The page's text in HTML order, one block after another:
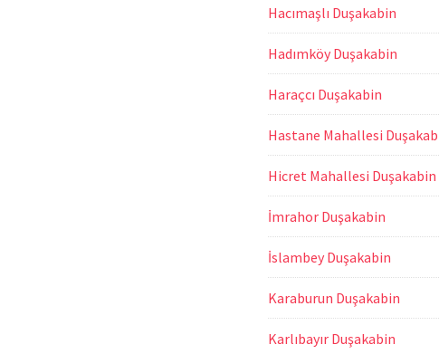
Hacımaşlı Duşakabin
Hadımköy Duşakabin
Haraçcı Duşakabin
Hastane Mahallesi
Hicret Mahallesi Duşakabin
İmrahor Duşakabin
İslambey Duşakabin
Karaburun Duşakabin
Karlıbayır Duşakabin